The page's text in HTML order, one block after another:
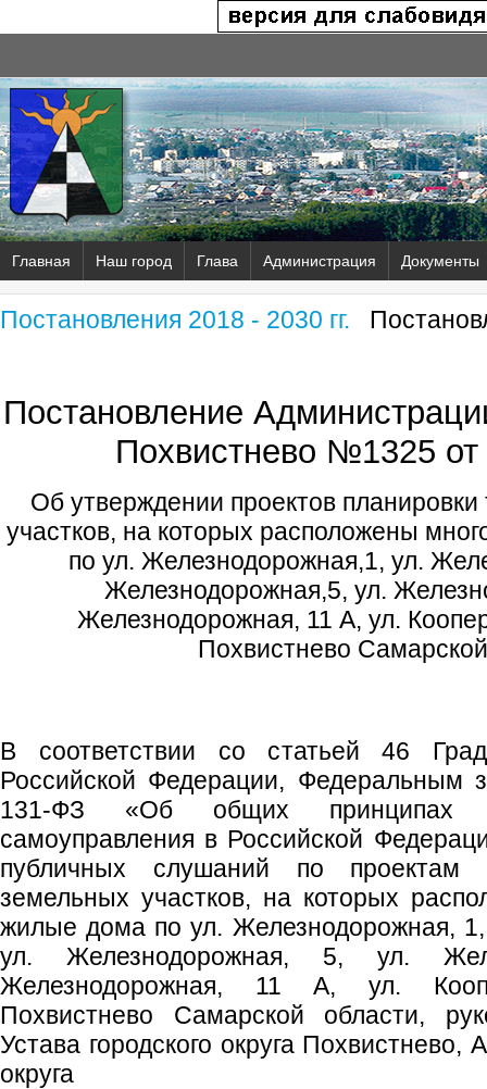
Главная Наш город Глава Администрация Документы
Постановления 2018 - 2030 гг.
Постановление
Похвистнево №1325 от
Об утверждении проектов
участков, на которых расположены
по ул. Железнодорожная,1, ул.
Железнодорожная,5, ул.
Железнодорожная, 11 А, ул.
Похвистнево
В соответствии со статьей 46
Российской Федерации, Федеральным
131-ФЗ «Об общих принципах
самоуправления в Российской
публичных слушаний по проектам
земельных участков, на которых
жилые дома по ул. Железнодорожная,
ул. Железнодорожная, 5, ул.
Железнодорожная, 11 А, ул.
Похвистнево Самарской области,
Устава городского округа Похвистнево,
округа